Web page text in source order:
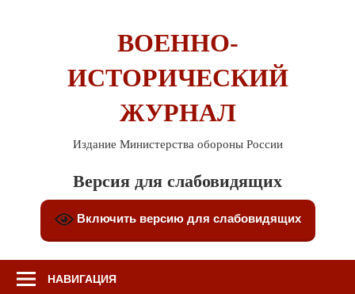
ВОЕННО-
ИСТОРИЧЕСКИЙ
ЖУРНАЛ
Издание Министерства обороны России
Версия для слабовидящих
Включить версию для слабовидящих
НАВИГАЦИЯ